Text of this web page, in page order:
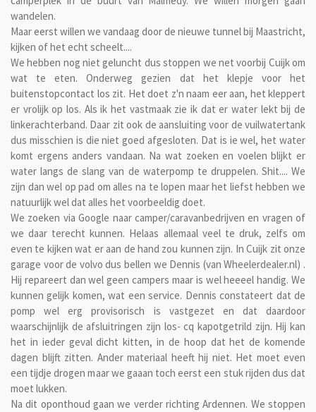
wandelen.
Maar eerst willen we vandaag door de nieuwe tunnel bij Maastricht,
kijken of het echt scheelt....
We hebben nog niet geluncht dus stoppen we net voorbij Cuijk om
wat te eten. Onderweg gezien dat het klepje voor het
buitenstopcontact los zit. Het doet z'n naam eer aan, het kleppert
er vrolijk op los. Als ik het vastmaak zie ik dat er water lekt bij de
linkerachterband. Daar zit ook de aansluiting voor de vuilwatertank
dus misschien is die niet goed afgesloten. Dat is ie wel, het water
komt ergens anders vandaan. Na wat zoeken en voelen blijkt er
water langs de slang van de waterpomp te druppelen. Shit.... We
zijn dan wel op pad om alles na te lopen maar het liefst hebben we
natuurlijk wel dat alles het voorbeeldig doet.
We zoeken via Google naar camper/caravanbedrijven en vragen of
we daar terecht kunnen. Helaas allemaal veel te druk, zelfs om
even te kijken wat er aan de hand zou kunnen zijn. In Cuijk zit onze
garage voor de volvo dus bellen we Dennis (van Wheelerdealer.nl) .
Hij repareert dan wel geen campers maar is wel heeeel handig. We
kunnen gelijk komen, wat een service. Dennis constateert dat de
pomp wel erg provisorisch is vastgezet en dat daardoor
waarschijnlijk de afsluitringen zijn los- cq kapotgetrild zijn. Hij kan
het in ieder geval dicht kitten, in de hoop dat het de komende
dagen blijft zitten. Ander materiaal heeft hij niet. Het moet even
een tijdje drogen maar we gaaan toch eerst een stuk rijden dus dat
moet lukken.
Na dit oponthoud gaan we verder richting Ardennen. We stoppen